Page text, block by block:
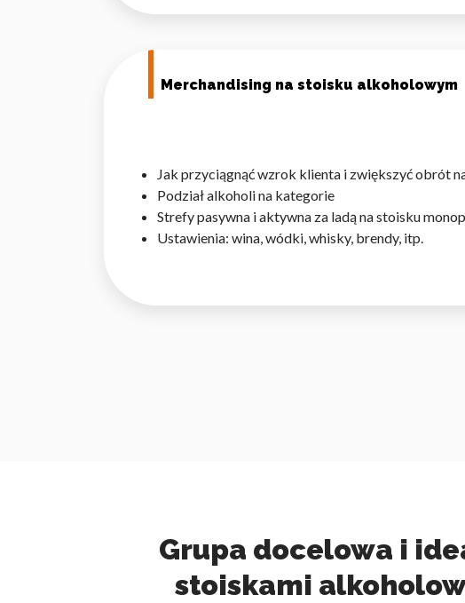
Merchandising na stoisku alkoholowym
Jak przyciągnąć wzrok klienta i zwiększyć obrót
Podział alkoholi na kategorie
Strefy pasywna i aktywna za ladą na stoisku
Ustawienia: wina, wódki, whisky, brendy, itp.
Grupa docelowa i
stoiskami
Marketing
reklamodawców strony trzeciej.
Nieklasyfikowane
Nieklasyfikowane pliki cookie, to pliki,
Odrzuć